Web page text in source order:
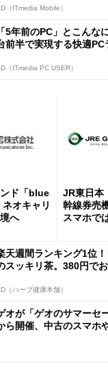
（ITmedia Mobile）
「5年前のPC」とこんな
前半で実現する快適PC
（ITmedia PC USER）
ド「blue
オキャリ
へ
JR東日本
幹線券売
スマホで
天週間ランキング1位
スッキリ茶。380円で
（ハーブ健康本舗）
オが「ゲオのサマーセ
ら開催、中古のスマホ